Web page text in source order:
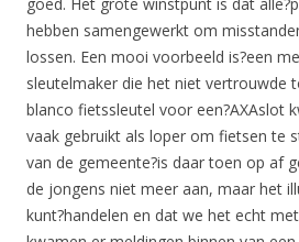
hebben samengewerkt om
lossen. Een mooi voorbeeld is?een
sleutelmaker die het niet vertrouwde
blanco fietssleutel voor een?AXAslot
vaak gebruikt als loper om fietsen te
van de gemeente?is daar toen op af
de jongens niet meer aan, maar het
kunt?handelen en dat we het echt met